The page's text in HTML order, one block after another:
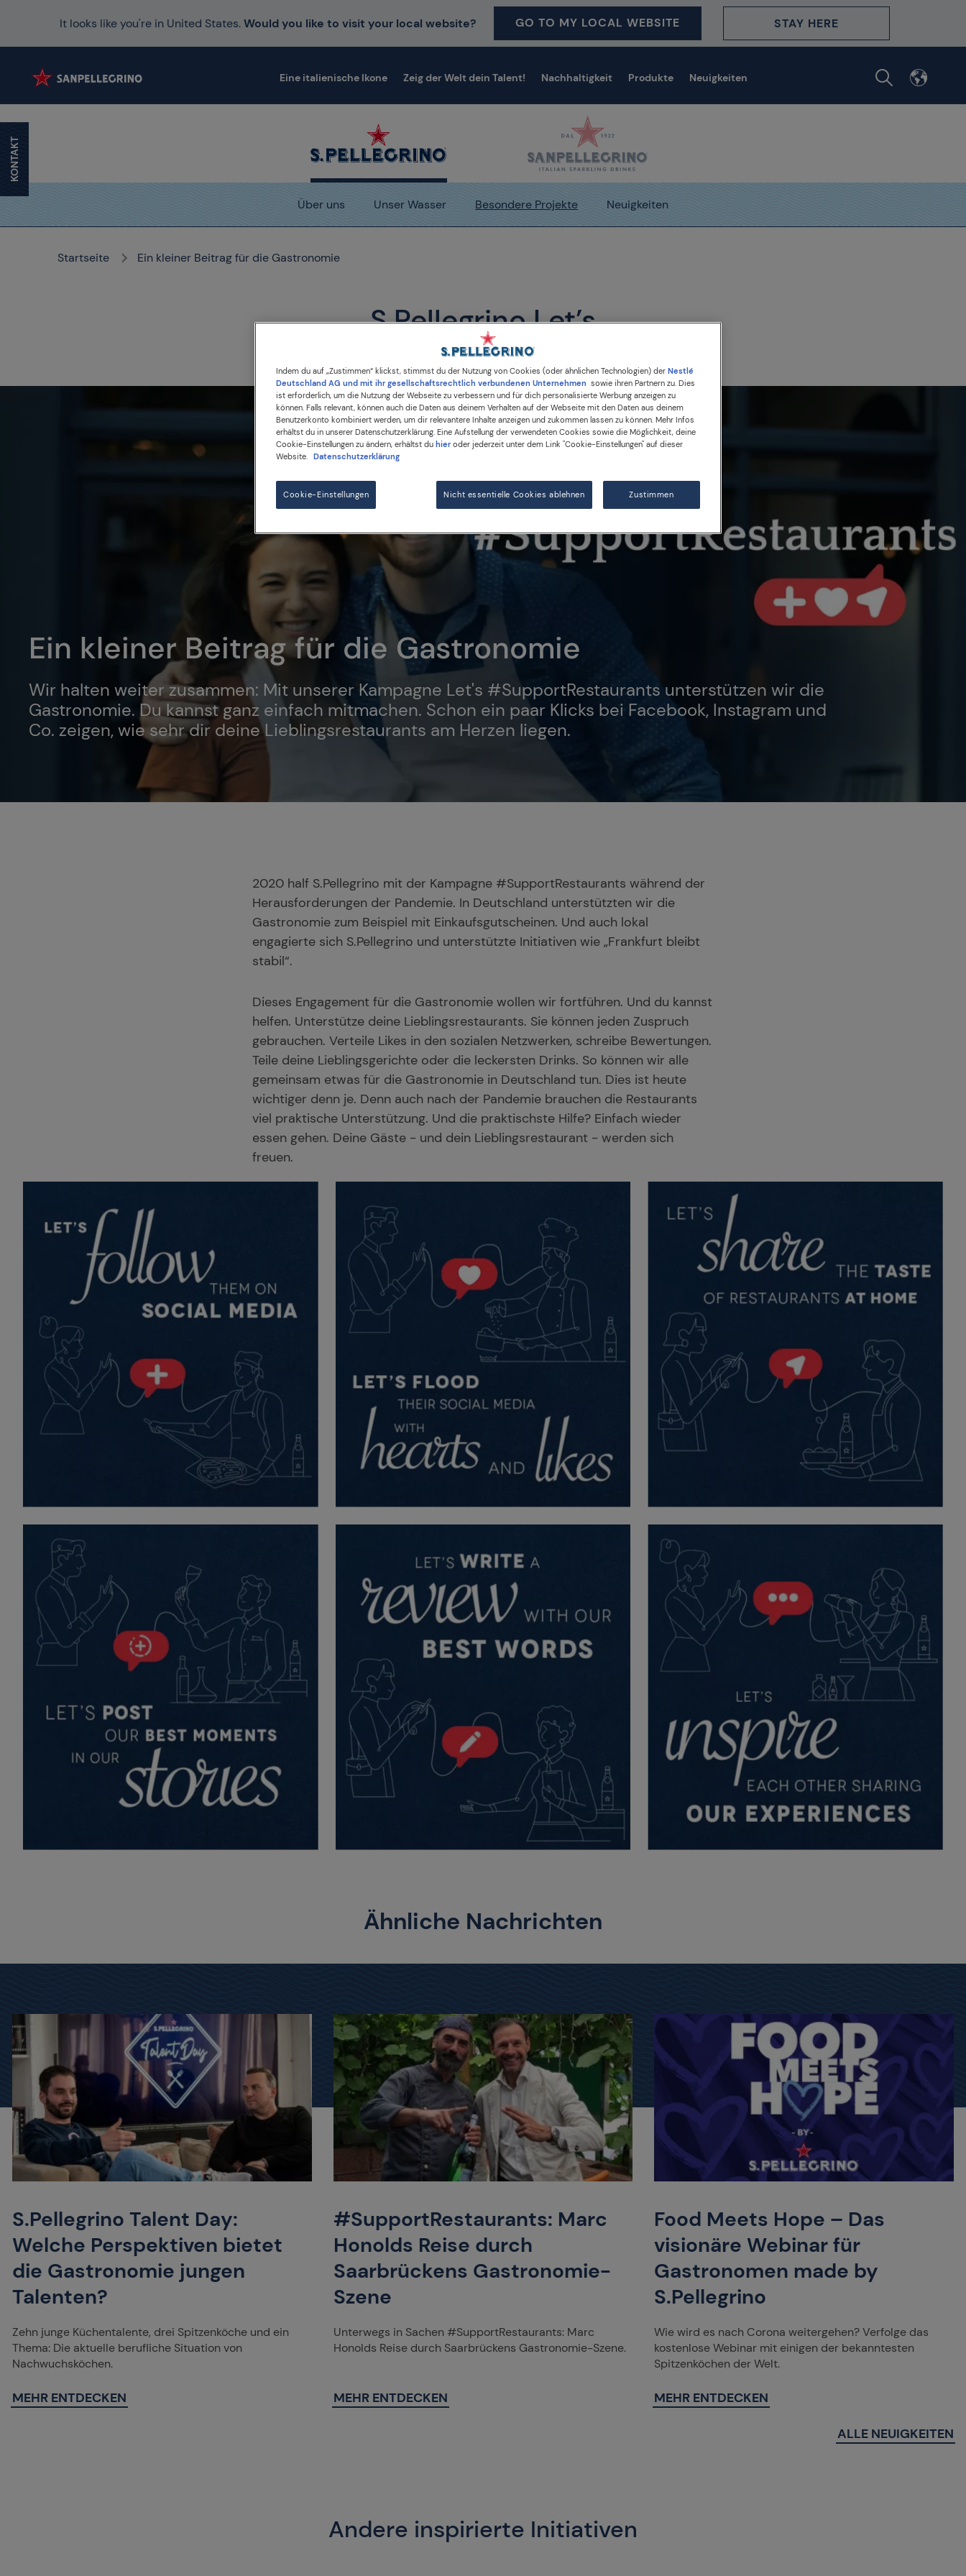
It looks like you're in United States.Would you like to visit your local website? GO TO MY LOCAL WEBSITE STAY HERE
Eine italienische Ikone Zeig der Welt dein Talent! Nachhaltigkeit Produkte Neuigkeiten
Über uns Unser Wasser Besondere Projekte Neuigkeiten
Startseite Ein kleiner Beitrag für die Gastronomie
S.Pellegrino Let’s
#SupportRestaurants
Ein kleiner Beitrag für die Gastronomie
Wir halten weiter zusammen: Mit unserer Kampagne Let's #SupportRestaurants unterstützen wir die
Gastronomie. Du kannst ganz einfach mitmachen. Schon ein paar Klicks bei Facebook, Instagram und
Co. zeigen, wie sehr dir deine Lieblingsrestaurants am Herzen liegen.
2020 half S.Pellegrino mit der Kampagne #SupportRestaurants während der
Herausforderungen der Pandemie. In Deutschland unterstützten wir die
Gastronomie zum Beispiel mit Einkaufsgutscheinen. Und auch lokal
engagierte sich S.Pellegrino und unterstützte Initiativen wie „Frankfurt bleibt
stabil“.
Dieses Engagement für die Gastronomie wollen wir fortführen. Und du kannst
helfen. Unterstütze deine Lieblingsrestaurants. Sie können jeden Zuspruch
gebrauchen. Verteile Likes in den sozialen Netzwerken, schreibe Bewertungen.
Teile deine Lieblingsgerichte oder die leckersten Drinks. So können wir alle
gemeinsam etwas für die Gastronomie in Deutschland tun. Dies ist heute
wichtiger denn je. Denn auch nach der Pandemie brauchen die Restaurants
viel praktische Unterstützung. Und die praktischste Hilfe? Einfach wieder
essen gehen. Deine Gäste - und dein Lieblingsrestaurant - werden sich
freuen.
Ähnliche Nachrichten
S.Pellegrino Talent Day:
Welche Perspektiven bietet
die Gastronomie jungen
Talenten?
Zehn junge Küchentalente, drei Spitzenköche und ein
Thema: Die aktuelle berufliche Situation von
Nachwuchsköchen.
MEHR ENTDECKEN
#SupportRestaurants: Marc
Honolds Reise durch
Saarbrückens Gastronomie-
Szene
Unterwegs in Sachen #SupportRestaurants: Marc
Honolds Reise durch Saarbrückens Gastronomie-Szene.
MEHR ENTDECKEN
Food Meets Hope – Das
visionäre Webinar für
Gastronomen made by
S.Pellegrino
Wie wird es nach Corona weitergehen? Verfolge das
kostenlose Webinar mit einigen der bekanntesten
Spitzenköchen der Welt.
MEHR ENTDECKEN
ALLE NEUIGKEITEN
Andere inspirierte Initiativen
KONTAKT
Indem du auf „Zustimmen“ klickst, stimmst du der Nutzung von Cookies (oder ähnlichen Technologien) der Nestlé
Deutschland AG und mit ihr gesellschaftsrechtlich verbundenen Unternehmen sowie ihren Partnern zu. Dies
ist erforderlich, um die Nutzung der Webseite zu verbessern und für dich personalisierte Werbung anzeigen zu
können. Falls relevant, können auch die Daten aus deinem Verhalten auf der Webseite mit den Daten aus deinem
Benutzerkonto kombiniert werden, um dir relevantere Inhalte anzeigen und zukommen lassen zu können. Mehr Infos
erhältst du in unserer Datenschutzerklärung. Eine Aufstellung der verwendeten Cookies sowie die Möglichkeit, deine
Cookie-Einstellungen zu ändern, erhältst du hier oder jederzeit unter dem Link "Cookie-Einstellungen" auf dieser
Website. Datenschutzerklärung
Cookie-Einstellungen Nicht essentielle Cookies ablehnen Zustimmen